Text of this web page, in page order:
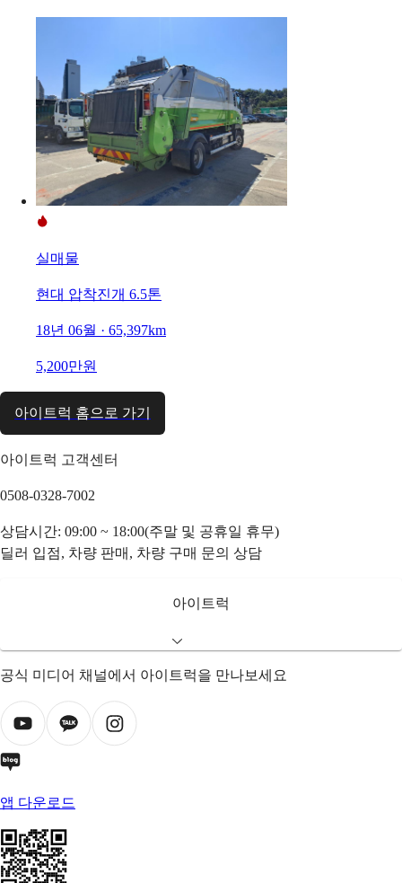
실매물
현대 압착진개 6.5톤
18년 06월 · 65,397km
5,200만원
아이트럭 홈으로 가기
아이트럭 고객센터
0508-0328-7002
상담시간: 09:00 ~ 18:00(주말 및 공휴일 휴무)
딜러 입점, 차량 판매, 차량 구매 문의 상담
아이트럭
공식 미디어 채널에서 아이트럭을 만나보세요
앱 다운로드